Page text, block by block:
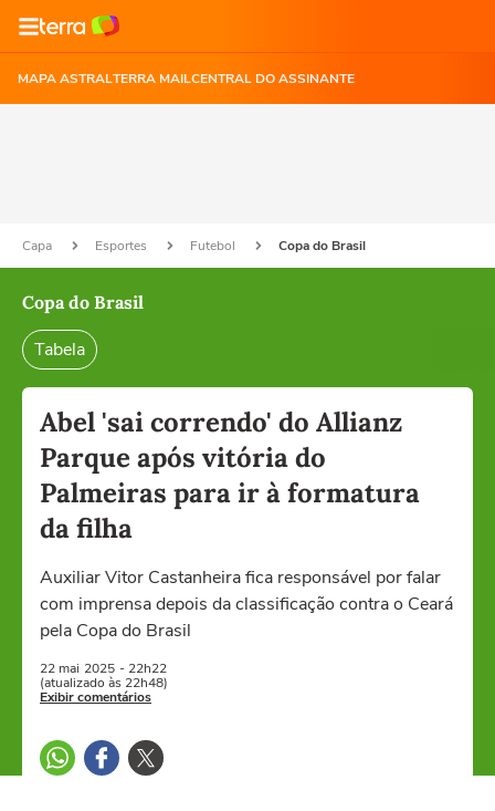
MAPA ASTRALTERRA MAILCENTRAL DO ASSINANTE
Capa Esportes Futebol Copa do Brasil
Copa do Brasil
Tabela
Abel 'sai correndo' do Allianz
Parque após vitória do
Palmeiras para ir à formatura
da filha
Auxiliar Vitor Castanheira fica responsável por falar
com imprensa depois da classificação contra o Ceará
pela Copa do Brasil
22 mai 2025 - 22h22
(atualizado às 22h48)
Exibir comentários